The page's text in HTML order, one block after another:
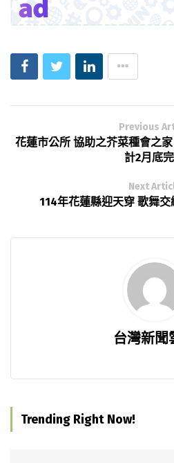
Previous
花蓮市公所 協助之芥菜種會之
計2月底
Next
114年花蓮縣迎天穿 歌舞
台灣新聞
Trending Right Now!